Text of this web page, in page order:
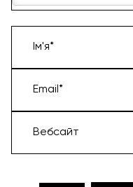
Ім'я*
Email*
Вебсайт